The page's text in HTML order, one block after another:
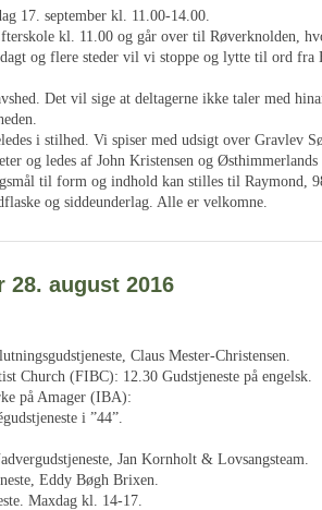
17. september kl. 11.00-14.00.
kl. 11.00 og går over til Røverknolden,
og flere steder vil vi stoppe og lytte til ord fra
Det vil sige at deltagerne ikke taler med
i stilhed. Vi spiser med udsigt over Gravlev
og ledes af John Kristensen og
til form og indhold kan stilles til Raymond,
og siddeunderlag. Alle er velkomne.
28. august 2016
Claus Mester-Christensen.
Church (FIBC): 12.30 Gudstjeneste på engelsk.
på Amager (IBA):
i ”44”.
Jan Kornholt & Lovsangsteam.
Eddy Bøgh Brixen.
Maxdag kl. 14-17.